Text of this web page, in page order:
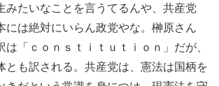
たいなことを言うてるんや、共産党
には絶対にいらん政党やな。榊原さん
は「ｃｏｎｓｔｉｔｕｔｉｏｎ」だが、
とも訳される。共産党は、憲法は国柄を